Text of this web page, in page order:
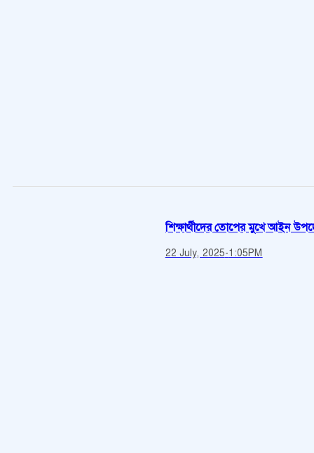
শিক্ষার্থীদের তোপের মুখে আইন
22 July, 2025-1:05PM